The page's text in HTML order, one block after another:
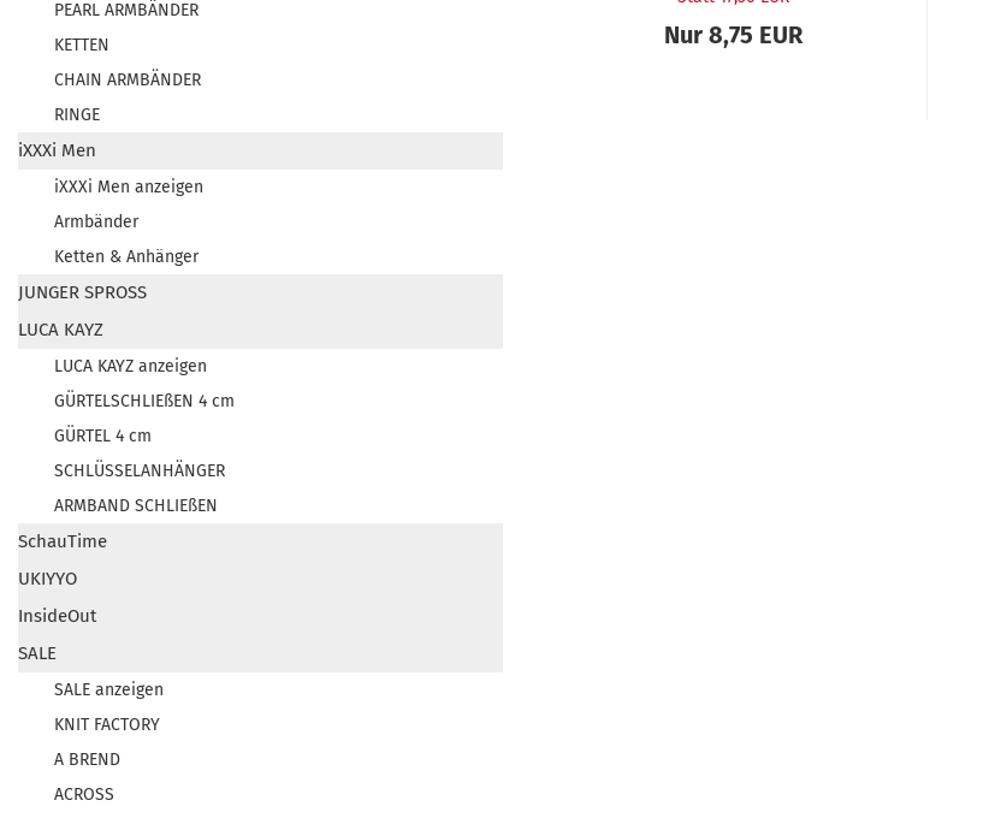
Nur 8,75 EUR
PEARL ARMBÄNDER
KETTEN
CHAIN ARMBÄNDER
RINGE
iXXXi Men
iXXXi Men anzeigen
Armbänder
Ketten & Anhänger
JUNGER SPROSS
LUCA KAYZ
LUCA KAYZ anzeigen
GÜRTELSCHLIEßEN 4 cm
GÜRTEL 4 cm
SCHLÜSSELANHÄNGER
ARMBAND SCHLIEßEN
SchauTime
UKIYYO
InsideOut
SALE
SALE anzeigen
KNIT FACTORY
A BREND
ACROSS